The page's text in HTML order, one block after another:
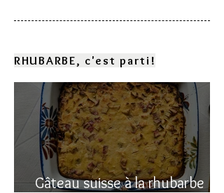
RHUBARBE, c'est parti!
Gâteau suisse à la rhubarbe